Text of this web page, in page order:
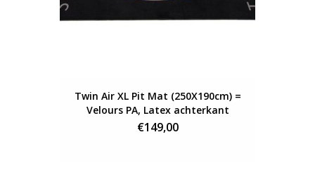
Twin Air XL Pit Mat (250X190cm) =
Velours PA, Latex achterkant
€149,00